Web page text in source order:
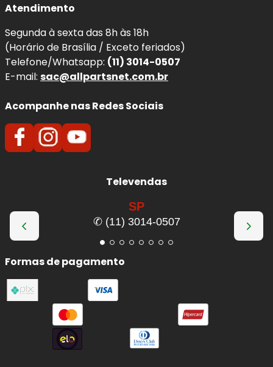
Atendimento
Segunda à sexta das 8h às 18h
(Horário de Brasília / Exceto feriados)
Telefone/Whatsapp: (11) 3014-0507
E-mail: sac@allpartsnet.com.br
Acompanhe nas Redes Sociais
Televendas
SP
✆ (11) 3014-0507
Formas de pagamento